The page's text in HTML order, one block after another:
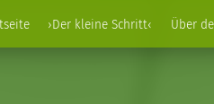
›Der kleine Schritt‹ Über